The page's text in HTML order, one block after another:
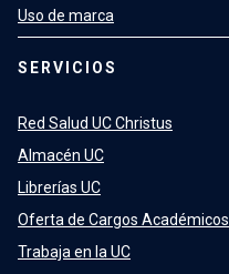
Uso de marca
SERVICIOS
Red Salud UC Christus
Almacén UC
Librerías UC
Oferta de Cargos Académicos
Trabaja en la UC